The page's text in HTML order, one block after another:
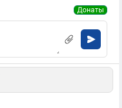
Донаты